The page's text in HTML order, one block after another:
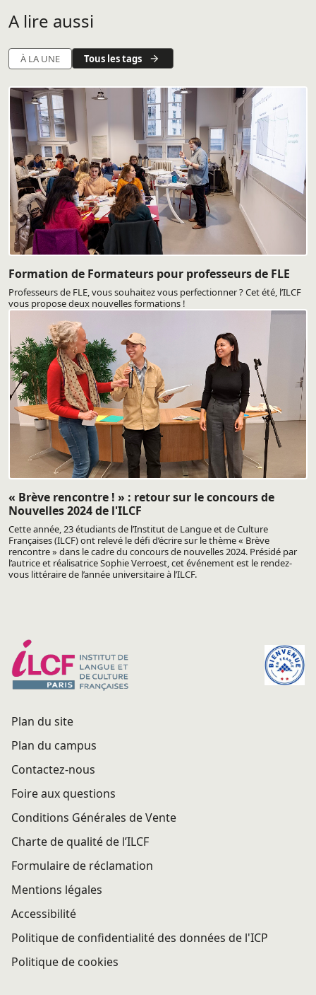
A lire aussi
À LA UNE Tous les tags
Formation de Formateurs pour professeurs de FLE
Professeurs de FLE, vous souhaitez vous perfectionner ? Cet été, l’ILCF
vous propose deux nouvelles formations !
« Brève rencontre ! » : retour sur le concours de
Nouvelles 2024 de l'ILCF
Cette année, 23 étudiants de l’Institut de Langue et de Culture
Françaises (ILCF) ont relevé le défi d’écrire sur le thème « Brève
rencontre » dans le cadre du concours de nouvelles 2024. Présidé par
l’autrice et réalisatrice Sophie Verroest, cet événement est le rendez-
vous littéraire de l’année universitaire à l’ILCF.
Plan du site
Plan du campus
Contactez-nous
Foire aux questions
Conditions Générales de Vente
Charte de qualité de l’ILCF
Formulaire de réclamation
Mentions légales
Accessibilité
Politique de confidentialité des données de l'ICP
Politique de cookies